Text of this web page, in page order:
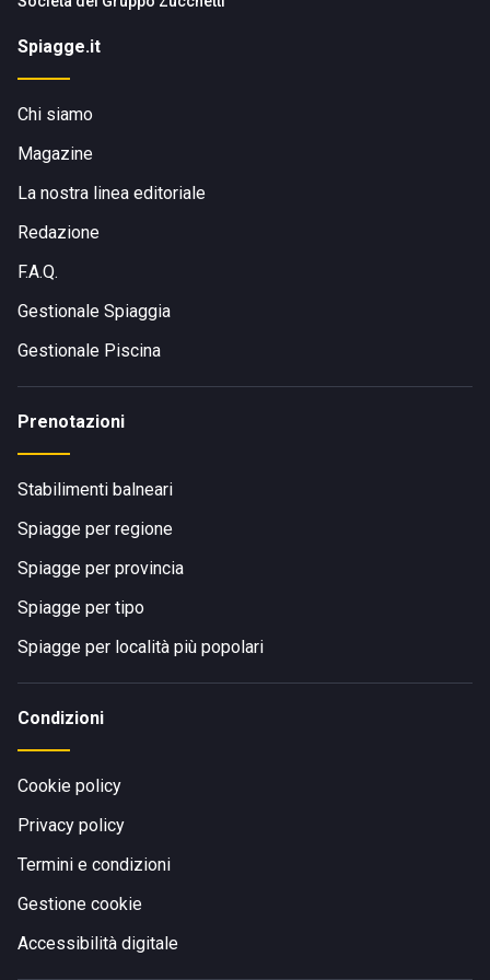
Spiagge.it
Chi siamo
Magazine
La nostra linea editoriale
Redazione
F.A.Q.
Gestionale Spiaggia
Gestionale Piscina
Prenotazioni
Stabilimenti balneari
Spiagge per regione
Spiagge per provincia
Spiagge per tipo
Spiagge per località più popolari
Condizioni
Cookie policy
Privacy policy
Termini e condizioni
Gestione cookie
Accessibilità digitale